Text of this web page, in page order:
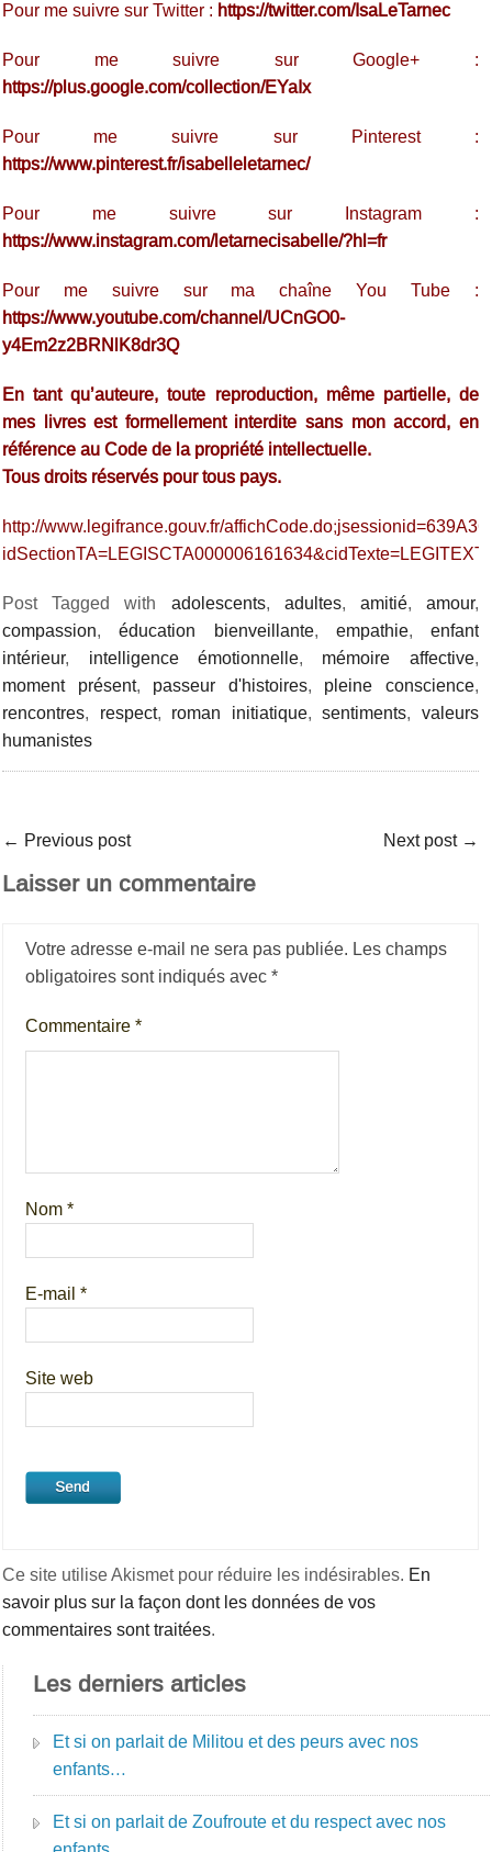
Pour me suivre sur Twitter : https://twitter.com/IsaLeTarnec
Pour me suivre sur Google+ :
https://plus.google.com/collection/EYaIx
Pour me suivre sur Pinterest :
https://www.pinterest.fr/isabelleletarnec/
Pour me suivre sur Instagram :
https://www.instagram.com/letarnecisabelle/?hl=fr
Pour me suivre sur ma chaîne You Tube :
https://www.youtube.com/channel/UCnGO0-
y4Em2z2BRNlK8dr3Q
En tant qu’auteure, toute reproduction, même partielle, de
mes livres est formellement interdite sans mon accord, en
référence au Code de la propriété intellectuelle.
Tous droits réservés pour tous pays.
http://www.legifrance.gouv.fr/
Post Tagged with adolescents, adultes, amitié, amour,
compassion,éducation bienveillante, empathie, enfant
intérieur, intelligence émotionnelle, mémoire affective,
moment présent, passeur d'histoires, pleine conscience,
rencontres, respect, roman initiatique,sentiments, valeurs
humanistes
← Previous post Next post →
Laisser un commentaire
Votre adresse e-mail ne sera pas publiée. Les champs
obligatoires sont indiqués avec*
Commentaire*
Nom*
E-mail*
Site web
Ce site utilise Akismet pour réduire les indésirables. En
savoir plus sur la façon dont les données de vos
commentaires sont traitées.
Les derniers articles
Et si on parlait de Militou et des peurs avec nos
enfants…
Et si on parlait de Zoufroute et du respect avec nos